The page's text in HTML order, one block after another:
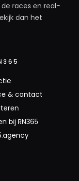
races en real-
dan het
& contact
bij RN365